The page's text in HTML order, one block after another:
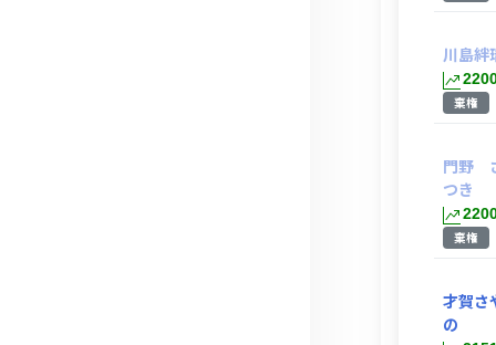
川島絆
棄権
門野
つき
棄権
才賀さ
の